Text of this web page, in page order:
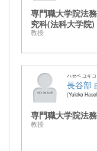
専門職大学院法
究科(法科大学院)
教授
ハセベ ユキコ
長谷部
Yukiko
専門職大学院法
教授